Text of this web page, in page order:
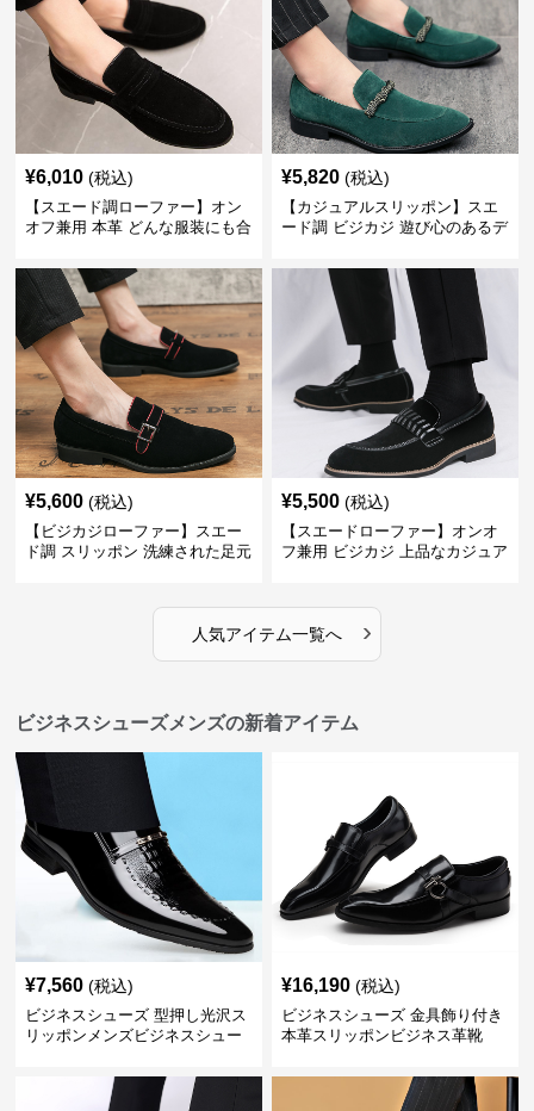
¥6,010 (税込)
【スエード調ローファー】オン
オフ兼用 本革 どんな服装にも合
供
¥5,820 (税込)
【カジュアルスリッポン】スエ
ード調 ビジカジ 遊び心のあるデ
表現
¥5,600 (税込)
【ビジカジローファー】スエー
ド調 スリッポン 洗練された足元
¥5,500 (税込)
【スエードローファー】オンオ
フ兼用 ビジカジ 上品なカジュア
人気アイテム一覧へ ›
ビジネスシューズメンズの新着アイテム
¥7,560 (税込)
ビジネスシューズ 型押し光沢ス
リッポンメンズビジネスシュー
¥16,190 (税込)
ビジネスシューズ 金具飾り付き
本革スリッポンビジネス革靴